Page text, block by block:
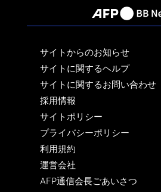
サイトからのお知らせ
サイトに関するヘルプ
サイトに関するお問い合わせ
採用情報
サイトポリシー
プライバシーポリシー
利用規約
運営会社
AFP通信会長ごあいさつ